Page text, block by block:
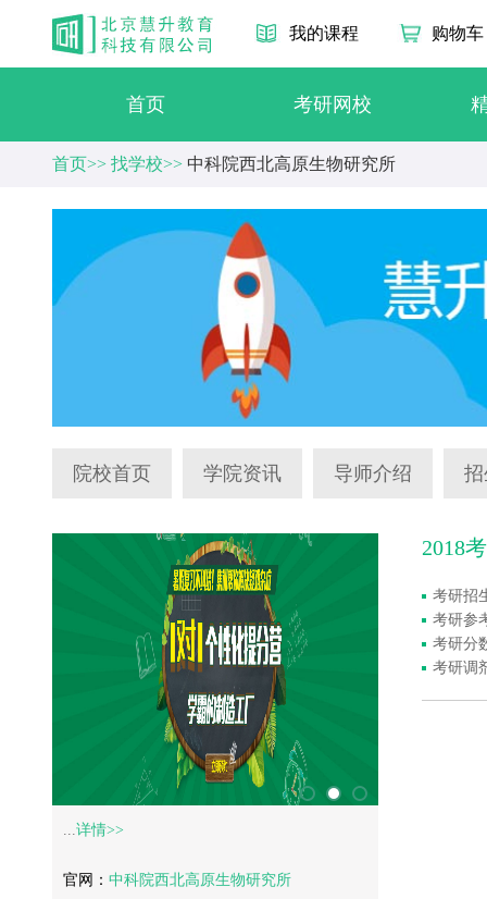
我的课程 购物车
首页 考研网校
首页>> 找学校>> 中科院西北高原生物研究所
院校首页 学院资讯 导师介绍
...详情>>
官网： 中科院西北高原生物研究所
2018
考研招
考研参
考研分
考研调